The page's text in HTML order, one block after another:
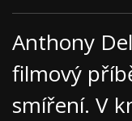
Anthony
filmový
smíření. V